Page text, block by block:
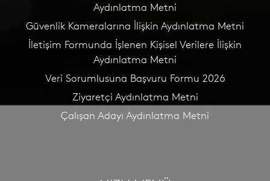
Aydınlatma Metni
Güvenlik Kameralarına İlişkin Aydınlatma Metni
İletişim Formunda İşlenen Kişisel Verilere İlişkin
Aydınlatma Metni
Veri Sorumlusuna Başvuru Formu 2026
Ziyaretçi Aydınlatma Metni
Çalışan Adayı Aydınlatma Metni